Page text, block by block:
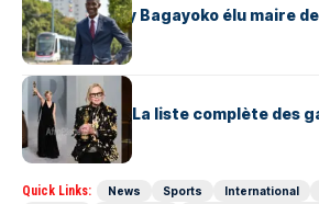
FRANCE : Bally Bagayoko élu maire
premier tour
INTERNATIONAL
OSCAR 2026: La liste complète des
nominés
Quick Links: News Sports International